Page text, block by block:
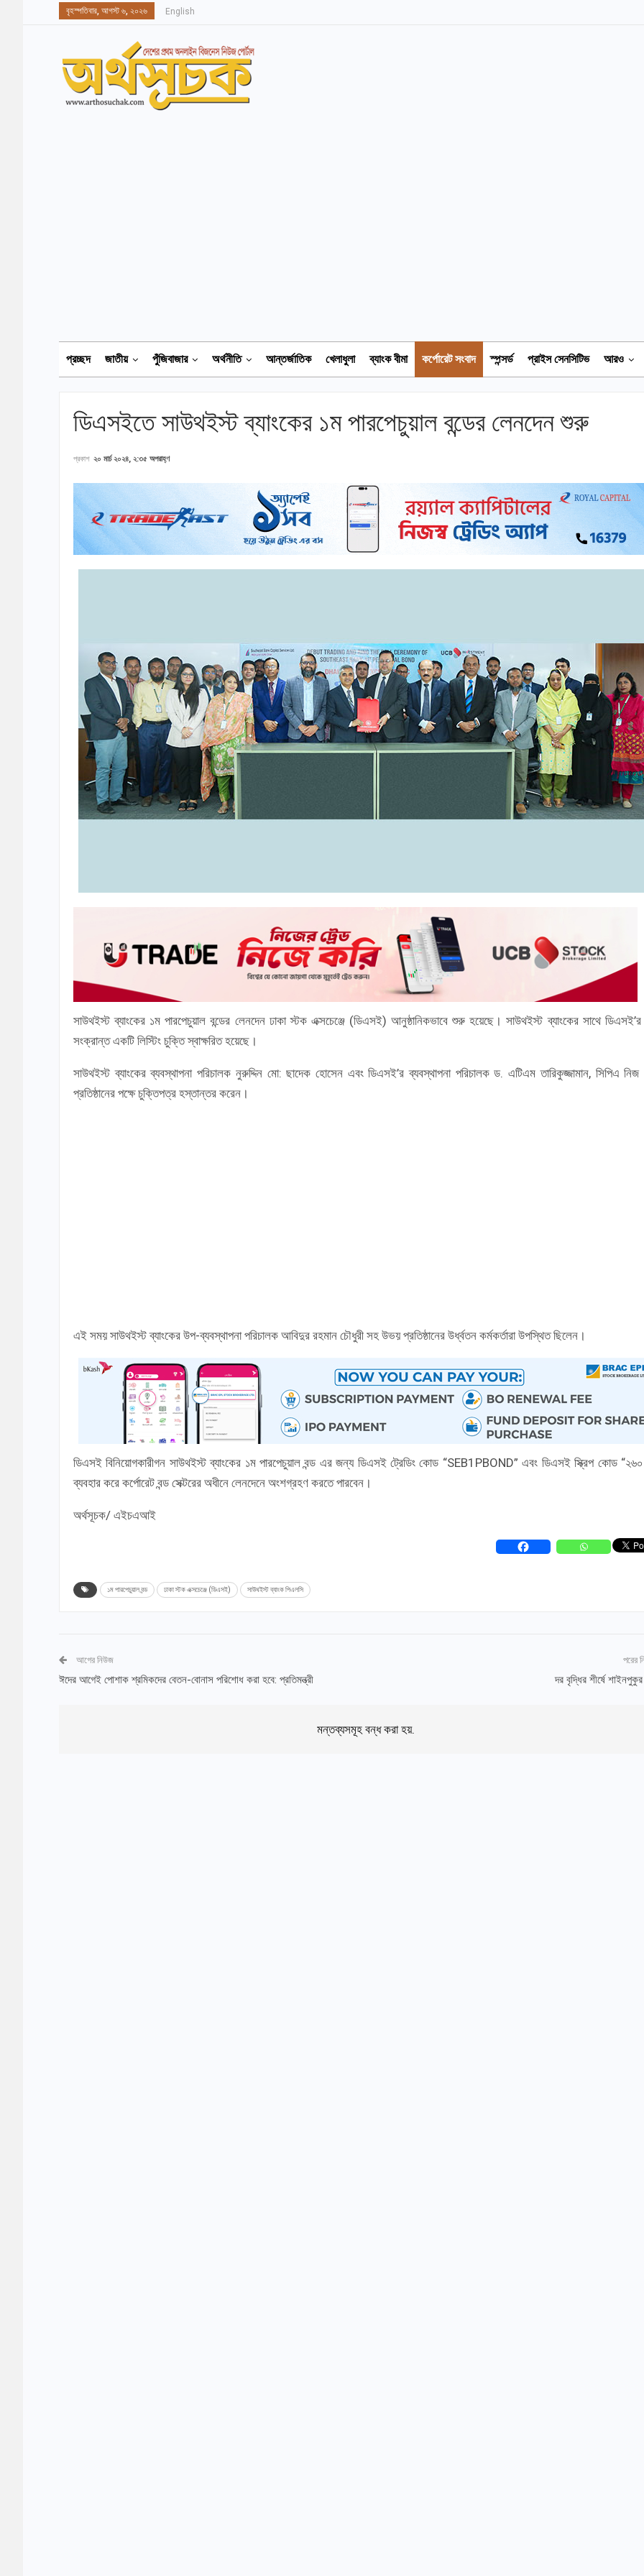
বৃহস্পতিবার, আগস্ট ৬, ২০২৬ English
প্রচ্ছদ জাতীয় পুঁজিবাজার অর্থনীতি আন্তর্জাতিক খেলাধুলা ব্যাংক বীমা কর্পোরেট সংবাদ স্পন্সর্ড প্রাইস সেনসিটিভ আরও
ডিএসইতে সাউথইস্ট ব্যাংকের ১ম পারপেচুয়াল বন্ডের লেনদেন শুরু
প্রকাশ ২০ মার্চ ২০২৪, ২:৩৫ অপরাহ্ণ
সাউথইস্ট ব্যাংকের ১ম পারপেচুয়াল বন্ডের লেনদেন ঢাকা স্টক এক্সচেঞ্জে (ডিএসই) আনুষ্ঠানিকভাবে শুরু হয়েছে। সাউথইস্ট ব্যাংকের সাথে
সংক্রান্ত একটি লিস্টিং চুক্তি স্বাক্ষরিত হয়েছে।
সাউথইস্ট ব্যাংকের ব্যবস্থাপনা পরিচালক নুরুদ্দিন মো: ছাদেক হোসেন এবং ডিএসই’র ব্যবস্থাপনা পরিচালক ড. এটিএম তারিকুজ্জামান, সিপিএ নিজ
প্রতিষ্ঠানের পক্ষে চুক্তিপত্র হস্তান্তর করেন।
এই সময় সাউথইস্ট ব্যাংকের উপ-ব্যবস্থাপনা পরিচালক আবিদুর রহমান চৌধুরী সহ উভয় প্রতিষ্ঠানের উর্ধ্বতন কর্মকর্তারা উপস্থিত ছিলেন।
ডিএসই বিনিয়োগকারীগন সাউথইস্ট ব্যাংকের ১ম পারপেচুয়াল বন্ড এর জন্য ডিএসই ট্রেডিং কোড “SEB1PBOND” এবং ডিএসই স্ক্রিপ কোড
ব্যবহার করে কর্পোরেট বন্ড সেক্টরের অধীনে লেনদেনে অংশগ্রহণ করতে পারবেন।
অর্থসূচক/ এইচএআই
১ম পারপেচুয়াল বন্ড ঢাকা স্টক এক্সচেঞ্জে (ডিএসই) সাউথইস্ট ব্যাংক পিএলসি
আগের নিউজ
ঈদের আগেই পোশাক শ্রমিকদের বেতন-বোনাস পরিশোধ করা হবে: প্রতিমন্ত্রী
পরের
দর বৃদ্ধির শীর্ষে
মন্তব্যসমূহ বন্ধ করা হয়.